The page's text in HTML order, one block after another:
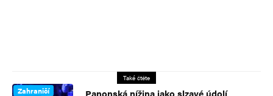
Také čtěte
Zahraničí
Panonská nížina jako slzavé údolí